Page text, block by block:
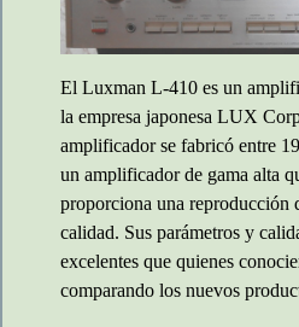
El Luxman L-410 es un
la empresa japonesa LUX
amplificador se fabricó entre
un amplificador de gama alta
proporciona una reproducción
calidad. Sus parámetros y
excelentes que quienes
comparando los nuevos